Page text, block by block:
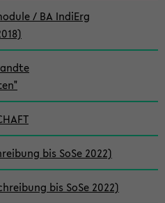
/ BA IndiErg
bis SoSe 2022)
bis SoSe 2022)